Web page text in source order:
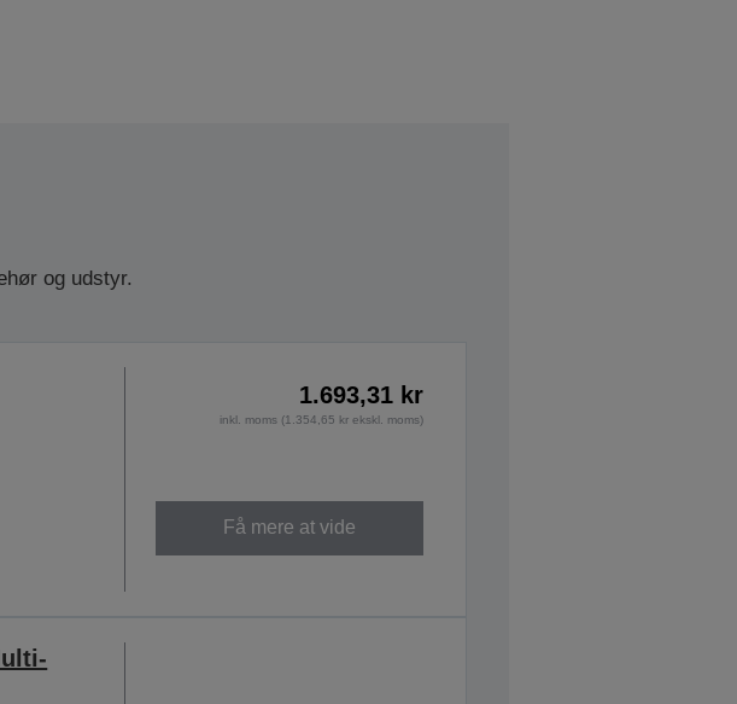
og udstyr.
1.693,31 kr
inkl. moms (1.354,65 kr ekskl. moms)
Få mere at vide